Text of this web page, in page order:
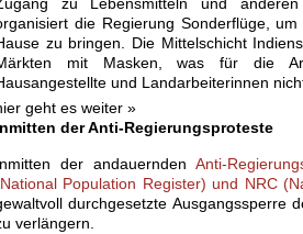
die Regierung Sonderflüge,
zu bringen. Die Mittelschicht
mit Masken, was für die
und Landarbeiterinnen
geht es weiter »
der Anti-Regierungsproteste
der andauernden Anti-
Population Register) und NRC
durchgesetzte Ausgangssperre
verlängern.